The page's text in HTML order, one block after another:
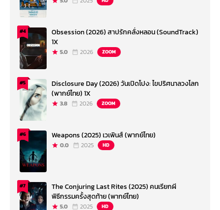
#4
Obsession (2026) สาปรักคลั่งหลอน (SoundTrack)
1X
5.0 2026 ZOOM
#5
Disclosure Day (2026) วันเปิดโปง: ไขปริศนาลวงโลก
(พากย์ไทย) 1X
3.8 2026 ZOOM
#6 Weapons (2025) เวเพินส์ (พากย์ไทย)
0.0 2025 HD
#7
The Conjuring Last Rites (2025) คนเรียกผี
พิธีกรรมครั้งสุดท้าย (พากย์ไทย)
5.0 2025 HD